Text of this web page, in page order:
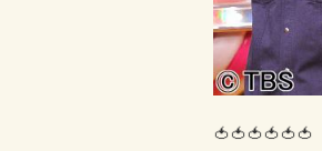
🍅🍅🍅🍅🍅🍅